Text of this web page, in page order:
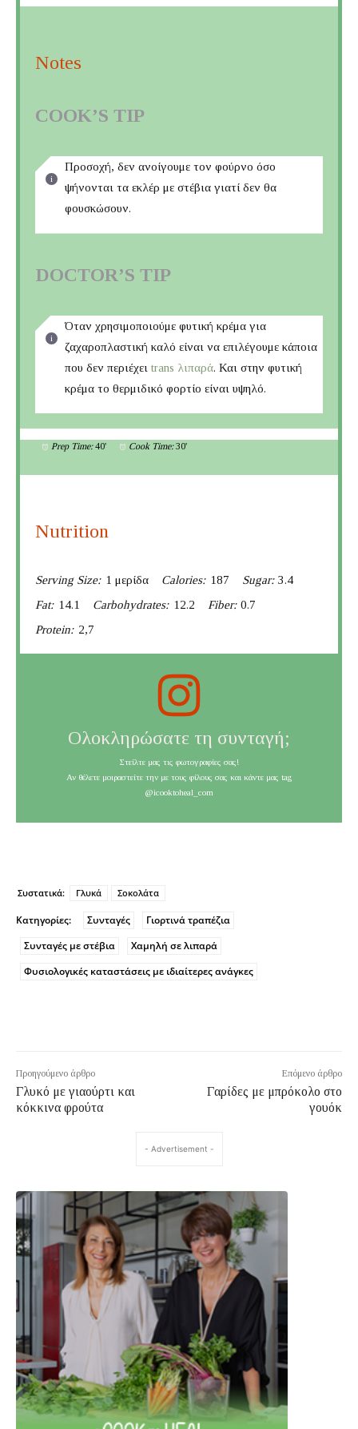
Notes
COOK’S TIP
Προσοχή, δεν ανοίγουμε τον φούρνο όσο
ψήνονται τα εκλέρ με στέβια γιατί δεν θα
φουσκώσουν.
DOCTOR’S TIP
Όταν χρησιμοποιούμε φυτική κρέμα για
ζαχαροπλαστική καλό είναι να επιλέγουμε κάποια
που δεν περιέχειtrans λιπαρά. Και στην φυτική
κρέμα το θερμιδικό φορτίο είναι υψηλό.
Prep Time: 40' Cook Time: 30'
Nutrition
Serving Size: 1 μερίδα Calories: 187 Sugar: 3.4
Fat: 14.1 Carbohydrates: 12.2 Fiber: 0.7
Protein: 2,7
Ολοκληρώσατε τη συνταγή;
Στείλτε μας τις φωτογραφίες σας!
Αν θέλετε μοιραστείτε την με τους φίλους σας και κάντε μας tag
@icooktoheal_com
Συστατικά: Γλυκά Σοκολάτα
Κατηγορίες: Συνταγές
Γιορτινά τραπέζια
Συνταγές με στέβια
Χαμηλή σε λιπαρά
Φυσιολογικές καταστάσεις με ιδιαίτερες ανάγκες
Προηγούμενο άρθρο
Γλυκό με γιαούρτι και
κόκκινα φρούτα
Επόμενο άρθρο
Γαρίδες με μπρόκολο στο
γουόκ
- Advertisement -